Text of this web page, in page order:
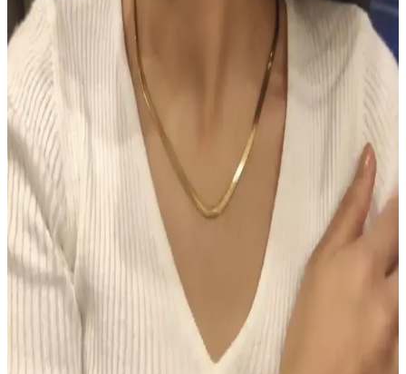
TUTUYA TEXTIL'in el örgüsü renkli lif seti, estetik ve dayanıklı
yapısıyla çeşitli kullanım alanlarına uygun, yüksek kalite ve müşteri
memnuniyeti sağlayan ürünler sunuyor.
Hormonal Akne Tedavisinde Spironolaktonun
Etkisi ve Kullanıcı Deneyimleri
Spironolakton, hormonal aknede anti-androjenik etkisiyle yağ
bezlerini düzenler. Kullanıcılar iki hafta içinde iyileşme
gözlemlerken, dozaj ve yan etkiler kişiye göre değişmektedir.
Chanel Water Tint: Hafif Kapatıcılıkla Uzun Süre
Kalıcı Doğal Cilt Makyajı
Chanel Water Tint, hafif kapatıcılığı ve doğal parlaklığıyla gün boyu
taze kalan bir cilt makyajı sunar. Ciltte ağırlık yapmadan uzun süre
kalıcı performans sağlar, ancak hassas ciltlerde koku dikkat
Morfose Kahve Renkli Saçlar İçin Kuru Şampuan